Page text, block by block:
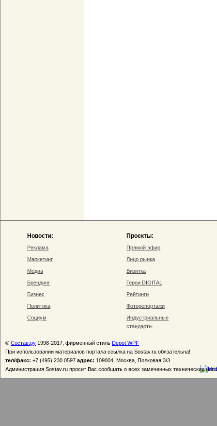
Новости:
Реклама
Маркетинг
Медиа
Брендинг
Бизнес
Политика
Социум
Проекты:
Прямой эфир
Лицо рынка
Визитка
Герои DIGITAL
Рейтинги
Фоторепортажи
Индустриальные
стандарты
© Состав.ру 1998-2017, фирменный стиль Depot WPF
При использовании материалов портала ссылка на Sostav.ru обязательна!
тел/факс: +7 (495) 230 0597 адрес: 109004, Москва, Полковая 3/3
Администрация Sostav.ru просит Вас сообщать о всех замеченных технических